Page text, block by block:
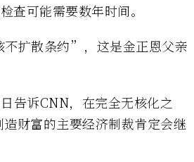
查可能需要数年时间。
扩散条约”，这是金正恩父亲
告诉CNN，在完全无核化之
财富的主要经济制裁肯定会继